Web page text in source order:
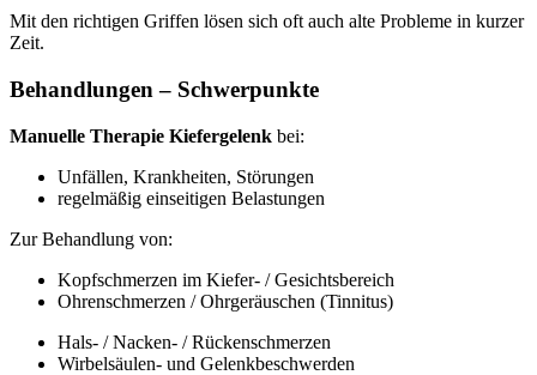
Mit den richtigen Griffen lösen sich oft auch alte Probleme in kurzer
Zeit.
Behandlungen – Schwerpunkte
Manuelle Therapie Kiefergelenk bei:
Unfällen, Krankheiten, Störungen
regelmäßig einseitigen Belastungen
Zur Behandlung von:
Kopfschmerzen im Kiefer- / Gesichtsbereich
Ohrenschmerzen / Ohrgeräuschen (Tinnitus)
Hals- / Nacken- / Rückenschmerzen
Wirbelsäulen- und Gelenkbeschwerden